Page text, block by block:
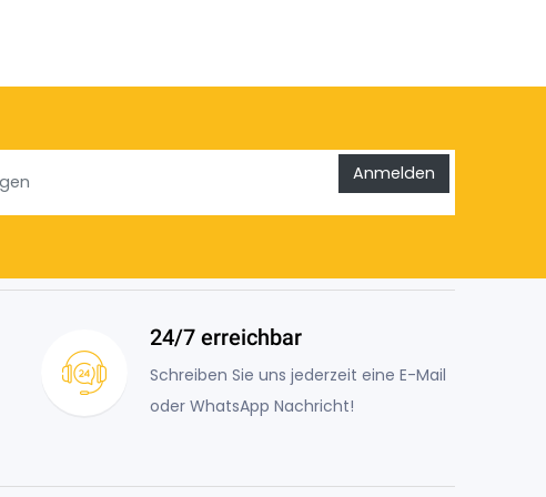
Anmelden
24/7 erreichbar
Schreiben Sie uns jederzeit eine E-Mail
oder WhatsApp Nachricht!